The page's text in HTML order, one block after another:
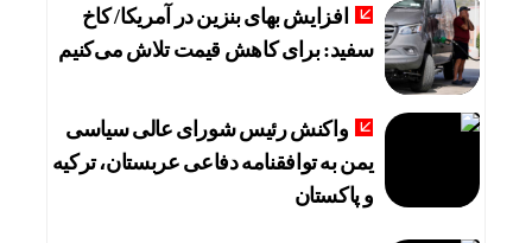
افزایش بهای بنزین در آمریکا/ کاخ
سفید: برای کاهش قیمت تلاش می‌کنیم
واکنش رئیس شورای عالی سیاسی
یمن به توافقنامه دفاعی عربستان، ترکیه
و پاکستان